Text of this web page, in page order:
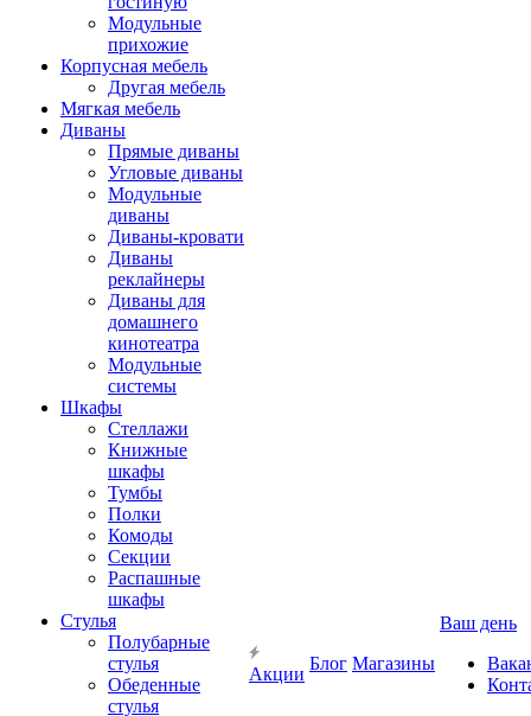
Модульные
прихожие
Корпусная мебель
Другая мебель
Мягкая мебель
Диваны
Прямые диваны
Угловые диваны
Модульные
диваны
Диваны-кровати
Диваны
реклайнеры
Диваны для
домашнего
кинотеатра
Модульные
системы
Шкафы
Стеллажи
Книжные
шкафы
Тумбы
Полки
Комоды
Секции
Распашные
шкафы
Стулья
Полубарные
стулья
Обеденные
стулья
Акции
Блог Магазины
Ваш день